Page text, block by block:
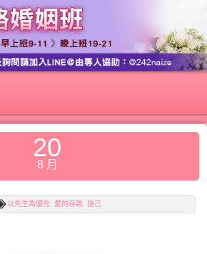
20
8 月
以先生為優先, 愛的存款, 捨己